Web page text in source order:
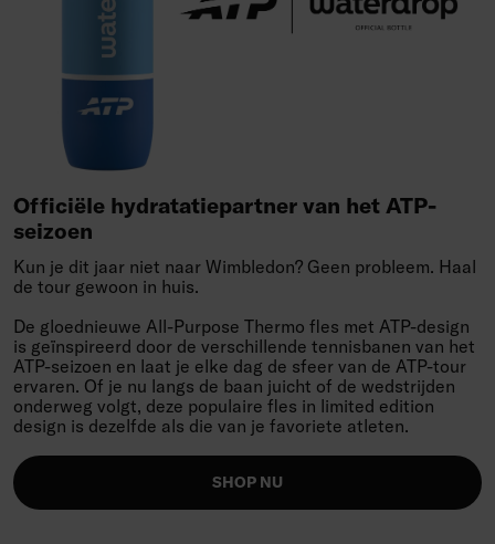
Officiële hydratatiepartner van het ATP-
seizoen
Officiële hydratatiepartner van het ATP-
Kun je dit jaar niet naar Wimbledon? Geen probleem. Haal
de tour gewoon in huis.
De gloednieuwe All-Purpose Thermo fles met ATP-design
is geïnspireerd door de verschillende tennisbanen van het
ATP-seizoen en laat je elke dag de sfeer van de ATP-tour
ervaren. Of je nu langs de baan juicht of de wedstrijden
onderweg volgt, deze populaire fles in limited edition
design is dezelfde als die van je favoriete atleten.
SHOP NU